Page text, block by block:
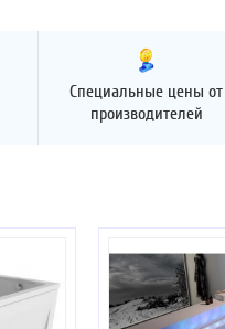
Специальные цены от
производителей